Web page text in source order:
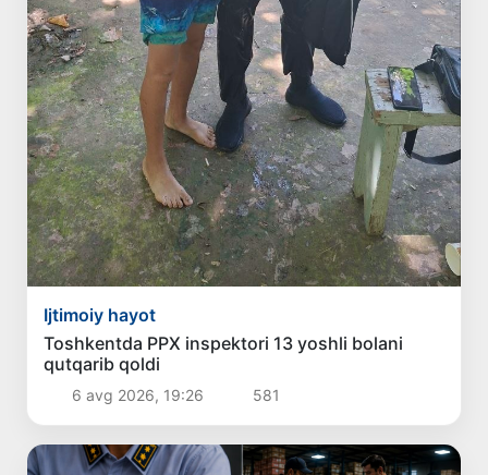
Ijtimoiy hayot
Toshkentda PPX inspektori 13 yoshli bolani
qutqarib qoldi
6 avg 2026, 19:26 581